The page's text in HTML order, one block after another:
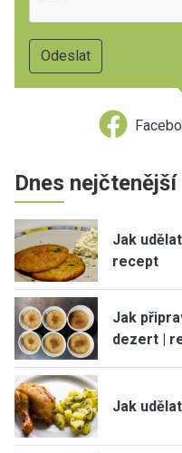
Dnes nejčtenější
Jak
recept
Jak
dezert |
Jak